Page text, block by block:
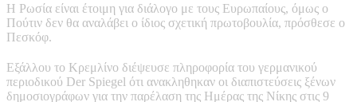
Η Ρωσία είναι έτοιμη για διάλογο με τους Ευρωπαίους, όμως ο
Πούτιν δεν θα αναλάβει ο ίδιος σχετική πρωτοβουλία, πρόσθεσε ο
Πεσκόφ.
Εξάλλου το Κρεμλίνο διέψευσε πληροφορία του γερμανικού
περιοδικού Der Spiegel ότι ανακληθηκαν οι διαπιστεύσεις ξένων
δημοσιογράφων για την παρέλαση της Ημέρας της Νίκης στις 9